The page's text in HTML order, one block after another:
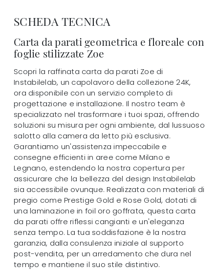
SCHEDA TECNICA
Carta da parati geometrica e floreale con
foglie stilizzate Zoe
Scopri la raffinata carta da parati Zoe di
Instabilelab, un capolavoro della collezione 24K,
ora disponibile con un servizio completo di
progettazione e installazione. Il nostro team è
specializzato nel trasformare i tuoi spazi, offrendo
soluzioni su misura per ogni ambiente, dal lussuoso
salotto alla camera da letto più esclusiva.
Garantiamo un'assistenza impeccabile e
consegne efficienti in aree come Milano e
Legnano, estendendo la nostra copertura per
assicurare che la bellezza del design Instabilelab
sia accessibile ovunque. Realizzata con materiali di
pregio come Prestige Gold e Rose Gold, dotati di
una laminazione in foil oro goffrata, questa carta
da parati offre riflessi cangianti e un'eleganza
senza tempo. La tua soddisfazione è la nostra
garanzia, dalla consulenza iniziale al supporto
post-vendita, per un arredamento che dura nel
tempo e mantiene il suo stile distintivo.